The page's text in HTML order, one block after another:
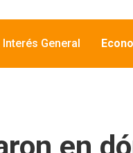
Interés General
en